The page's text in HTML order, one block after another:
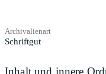
Archivalienart
Schriftgut
Inhalt und innere